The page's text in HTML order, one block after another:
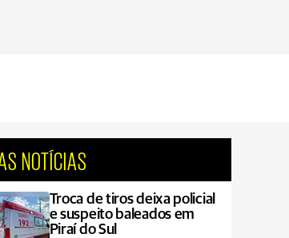
NOTÍCIAS
Troca de tiros deixa policial
e suspeito baleados em
Piraí do Sul